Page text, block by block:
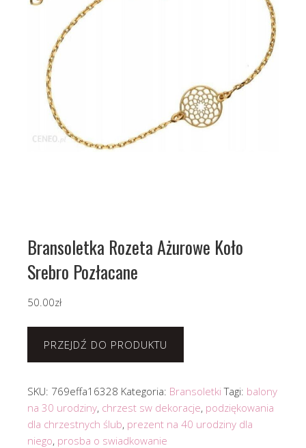
Bransoletka Rozeta Ażurowe Koło
Srebro Pozłacane
50.00zł
PRZEJDŹ DO PRODUKTU
SKU: 769effa16328 Kategoria: Bransoletki Tagi: balony
na 30 urodziny, chrzest sw dekoracje, podziękowania
dla chrzestnych ślub, prezent na 40 urodziny dla
niego, prosba o swiadkowanie